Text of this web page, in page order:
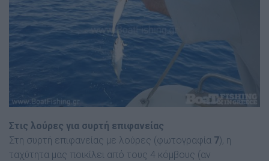
Στις λούρες για συρτή επιφανείας
Στη συρτή επιφανείας µε λούρες (φωτογραφία 7), η
ταχύτητα µας ποικίλει από τους 4 κόµβους (αν